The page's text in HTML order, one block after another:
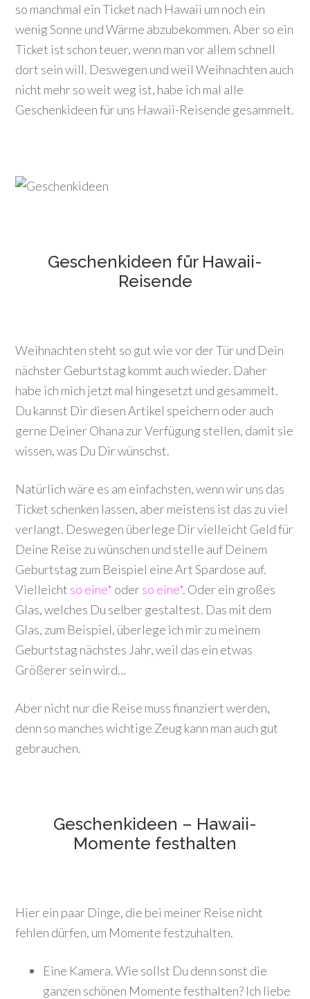
so manchmal ein Ticket nach Hawaii um noch ein
wenig Sonne und Wärme abzubekommen. Aber so ein
Ticket ist schon teuer, wenn man vor allem schnell
dort sein will. Deswegen und weil Weihnachten auch
nicht mehr so weit weg ist, habe ich mal alle
Geschenkideen für uns Hawaii-Reisende gesammelt.
Geschenkideen für Hawaii-
Reisende
Weihnachten steht so gut wie vor der Tür und Dein
nächster Geburtstag kommt auch wieder. Daher
habe ich mich jetzt mal hingesetzt und gesammelt.
Du kannst Dir diesen Artikel speichern oder auch
gerne Deiner Ohana zur Verfügung stellen, damit sie
wissen, was Du Dir wünschst.
Natürlich wäre es am einfachsten, wenn wir uns das
Ticket schenken lassen, aber meistens ist das zu viel
verlangt. Deswegen überlege Dir vielleicht Geld für
Deine Reise zu wünschen und stelle auf Deinem
Geburtstag zum Beispiel eine Art Spardose auf.
Vielleicht so eine* oderso eine*. Oder ein großes
Glas, welches Du selber gestaltest. Das mit dem
Glas, zum Beispiel, überlege ich mir zu meinem
Geburtstag nächstes Jahr, weil das ein etwas
Größerer sein wird…
Aber nicht nur die Reise muss finanziert werden,
denn so manches wichtige Zeug kann man auch gut
gebrauchen.
Geschenkideen – Hawaii-
Momente festhalten
Hier ein paar Dinge, die bei meiner Reise nicht
fehlen dürfen, um Momente festzuhalten.
Eine Kamera. Wie sollst Du denn sonst die
ganzen schönen Momente festhalten? Ich liebe